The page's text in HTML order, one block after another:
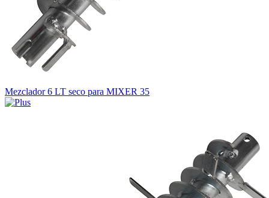
Mezclador 6 LT seco para MIXER 35